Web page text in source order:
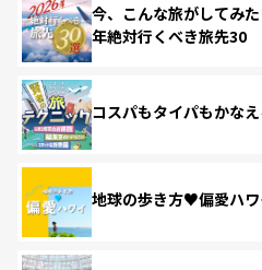
今、こんな旅がしてみ
年絶対行くべき旅先30
コスパもタイパもかな
地球の歩き方♥偏愛ハワ